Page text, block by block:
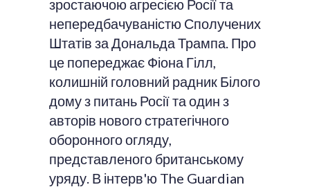
зростаючою агресією Росії та
непередбачуваністю Сполучених
Штатів за Дональда Трампа. Про
це попереджає Фіона Гілл,
колишній головний радник Білого
дому з питань Росії та один з
авторів нового стратегічного
оборонного огляду,
представленого британському
уряду. В інтерв'ю The Guardian